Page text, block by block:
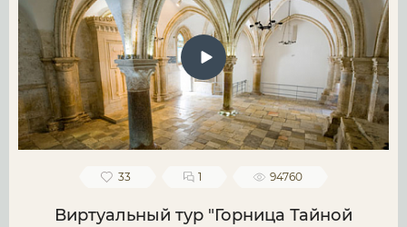
33 1 94760
Виртуальный тур "Горница Тайной